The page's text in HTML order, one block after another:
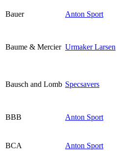
Bauer Anton Sport
Baume & Mercier Urmaker Larsen
Bausch and Lomb Specsavers
BBB Anton Sport
BCA Anton Sport